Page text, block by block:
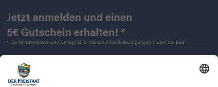
Jetzt anmelden und einen
5€ Gutschein erhalten! *
* Der Mindestbestellwert beträgt 30 €. Weitere Infos & Bedingungen finden Sie hier.